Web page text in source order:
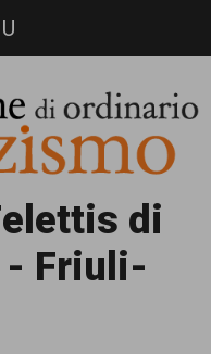
di
- Friuli-